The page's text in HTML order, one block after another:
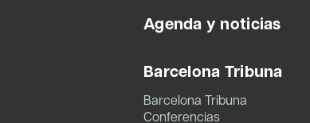
Agenda y noticias
Barcelona Tribuna
Barcelona Tribuna
Conferencias